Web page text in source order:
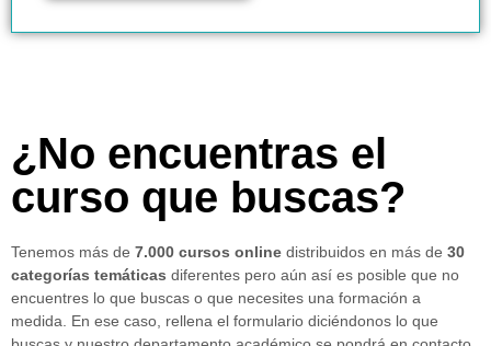
¿No encuentras el
curso que buscas?
Tenemos más de 7.000 cursos online distribuidos en más de 30
categorías temáticas diferentes pero aún así es posible que no
encuentres lo que buscas o que necesites una formación a
medida. En ese caso, rellena el formulario diciéndonos lo que